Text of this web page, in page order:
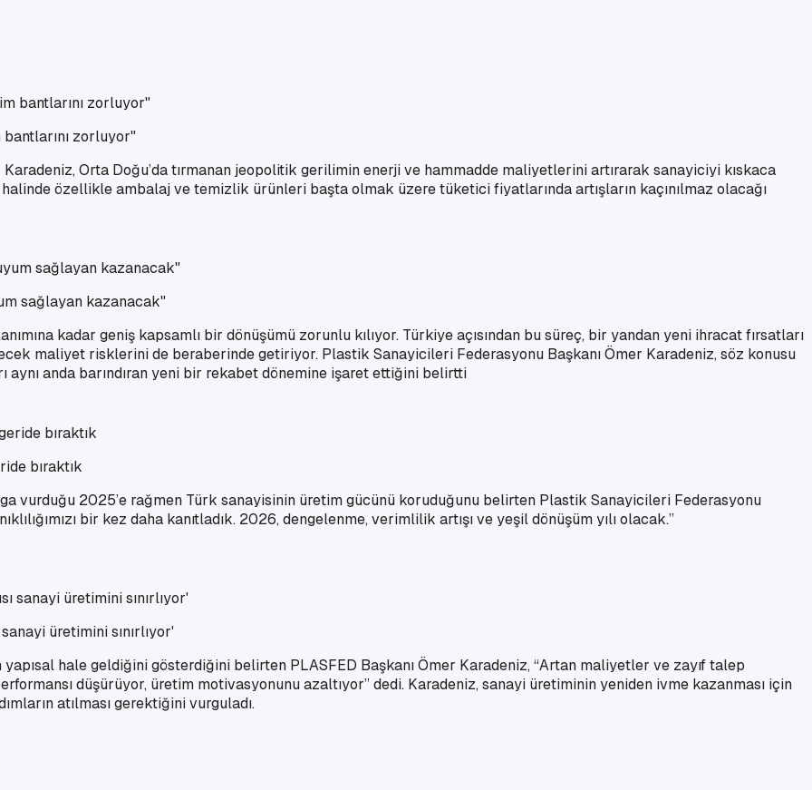
zorluyor"
Orta Doğu’da tırmanan jeopolitik gerilimin enerji ve hammadde maliyetlerini artırarak sanayiciyi kıskaca
halinde özellikle ambalaj ve temizlik ürünleri başta olmak üzere tüketici fiyatlarında artışların kaçınılmaz olacağı
sağlayan kazanacak"
kadar geniş kapsamlı bir dönüşümü zorunlu kılıyor. Türkiye açısından bu süreç, bir yandan yeni ihracat fırsatları
maliyet risklerini de beraberinde getiriyor. Plastik Sanayicileri Federasyonu Başkanı Ömer Karadeniz, söz konusu
anda barındıran yeni bir rekabet dönemine işaret ettiğini belirtti
bıraktık
vurduğu 2025’e rağmen Türk sanayisinin üretim gücünü koruduğunu belirten Plastik Sanayicileri Federasyonu
bir kez daha kanıtladık. 2026, dengelenme, verimlilik artışı ve yeşil dönüşüm yılı olacak.”
üretimini sınırlıyor'
hale geldiğini gösterdiğini belirten PLASFED Başkanı Ömer Karadeniz, “Artan maliyetler ve zayıf talep
düşürüyor, üretim motivasyonunu azaltıyor” dedi. Karadeniz, sanayi üretiminin yeniden ivme kazanması için
atılması gerektiğini vurguladı.